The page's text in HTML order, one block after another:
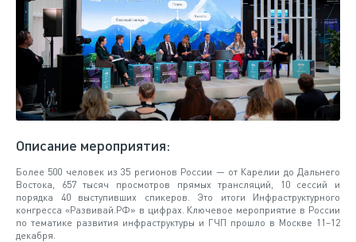
Описание мероприятия:
Более 500 человек из 35 регионов России — от Карелии до Дальнего
Востока, 657 тысяч просмотров прямых трансляций, 10 сессий и
порядка 40 выступивших спикеров. Это итоги Инфраструктурного
конгресса «Развивай.РФ» в цифрах. Ключевое мероприятие в России
по тематике развития инфраструктуры и ГЧП прошло в Москве 11–12
декабря.